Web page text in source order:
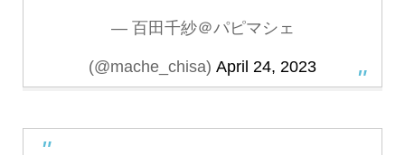
— 百田千紗＠パピマシェ
(@mache_chisa) April 24, 2023